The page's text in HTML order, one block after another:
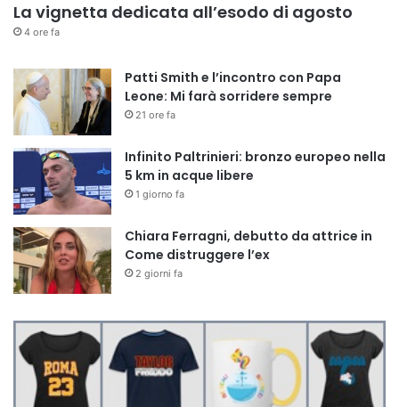
La vignetta dedicata all’esodo di agosto
4 ore fa
Patti Smith e l’incontro con Papa
Leone: Mi farà sorridere sempre
21 ore fa
Infinito Paltrinieri: bronzo europeo nella
5 km in acque libere
1 giorno fa
Chiara Ferragni, debutto da attrice in
Come distruggere l’ex
2 giorni fa